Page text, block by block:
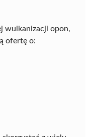
wulkanizacji opon,
ofertę o: